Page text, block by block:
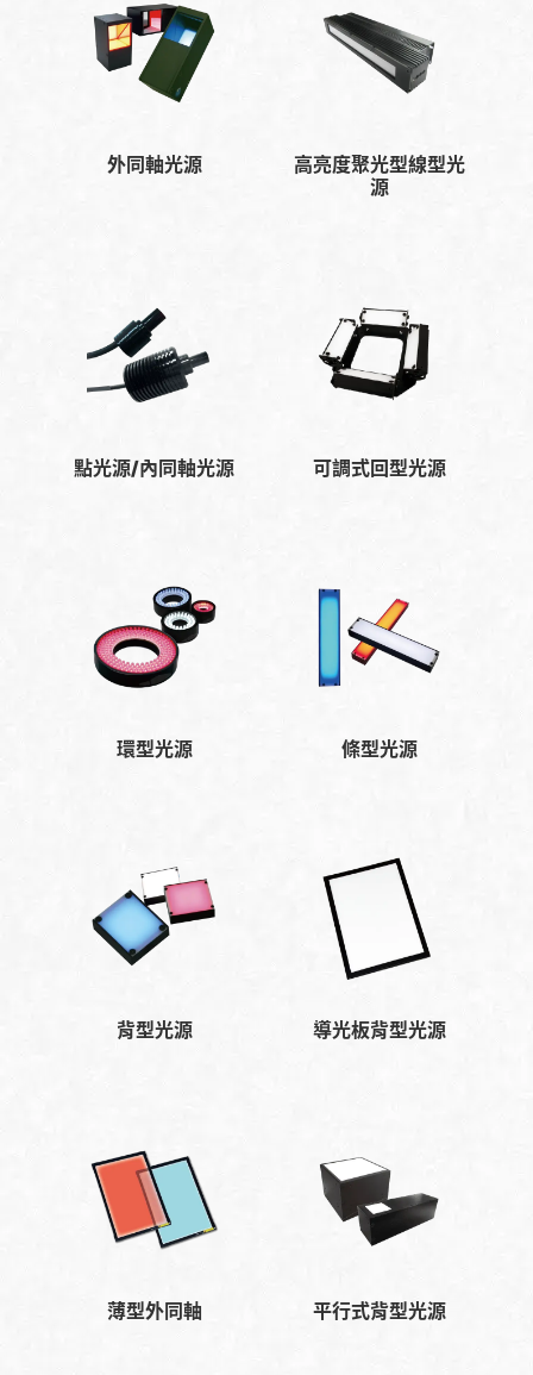
外同軸光源
高亮度聚光型線型光
源
點光源/內同軸光源 可調式回型光源
環型光源 條型光源
背型光源 導光板背型光源
薄型外同軸 平行式背型光源